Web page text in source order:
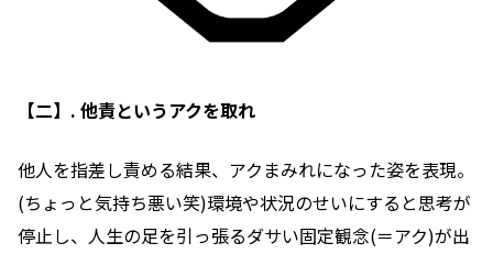
【二】. 他責というアクを取れ
他人を指差し責める結果、アクまみれになった姿を表現。
(ちょっと気持ち悪い笑)環境や状況のせいにすると思考が
停止し、人生の足を引っ張るダサい固定観念(＝アク)が出